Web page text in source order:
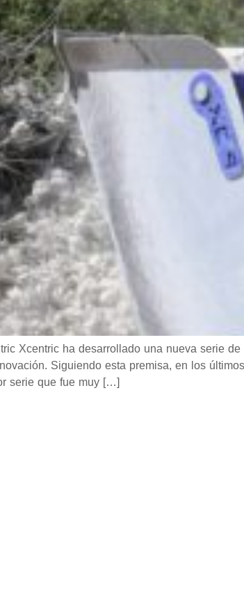
Xcentric ha desarrollado una nueva serie
Siguiendo esta premisa, en los
serie que fue muy […]